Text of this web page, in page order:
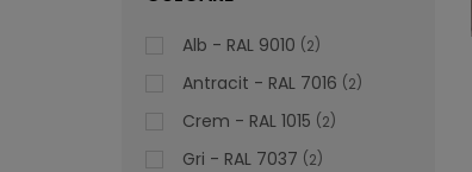
Alb - RAL 9010 2
Antracit - RAL 7016 2
Crem - RAL 1015 2
Gri - RAL 7037 2